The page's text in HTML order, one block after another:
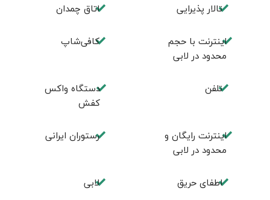
تالار پذیرایی اتاق چمدان
اینترنت با حجم
محدود در لابی
کافی‌شاپ
تلفن
دستگاه واکس
کفش
اینترنت رایگان و
محدود در لابی
رستوران ایرانی
اطفای حریق لابی